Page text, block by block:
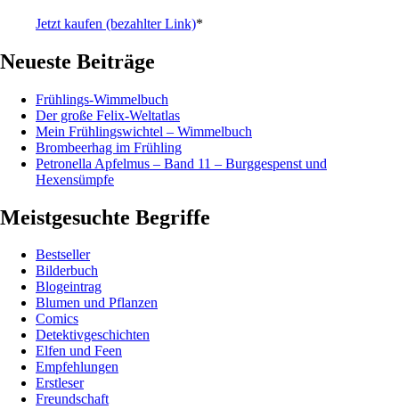
Jetzt kaufen (bezahlter Link)*
Neueste Beiträge
Frühlings-Wimmelbuch
Der große Felix-Weltatlas
Mein Frühlingswichtel – Wimmelbuch
Brombeerhag im Frühling
Petronella Apfelmus – Band 11 – Burggespenst und
Hexensümpfe
Meistgesuchte Begriffe
Bestseller
Bilderbuch
Blogeintrag
Blumen und Pflanzen
Comics
Detektivgeschichten
Elfen und Feen
Empfehlungen
Erstleser
Freundschaft